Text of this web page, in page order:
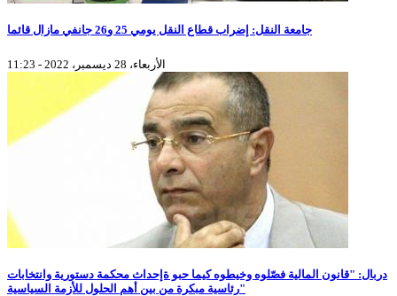
جامعة النقل: إضراب قطاع النقل يومي 25 و26 جانفي مازال قائما
الأربعاء، 28 ديسمبر، 2022 - 11:23
دربال: "قانون المالية فصّلوه وخيطوه كيما حبو ةإحداث محكمة دستورية وانتخابات
رئاسية مبكرة من بين أهم الحلول للأزمة السياسية"